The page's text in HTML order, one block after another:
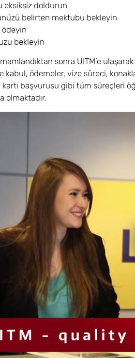
eksiksiz doldurun
belirten mektubu bekleyin
bekleyin
sonra UITM’e
kabul, ödemeler, vize süreci,
başvurusu gibi tüm süreçleri
olmaktadır.